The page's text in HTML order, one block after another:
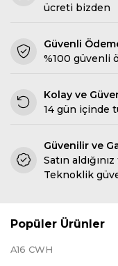
ücreti bizden
Güvenli
%100 güvenli
Kolay ve
14 gün içinde
Güvenilir ve
Satın
Teknoklik
Popüler Ürünler
A16 CWH